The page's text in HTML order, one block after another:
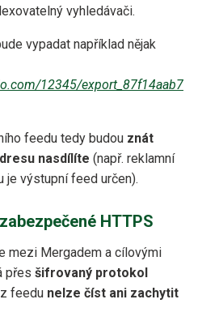
vyhledávači.
vypadat například nějak
12345/export_87f14aab7
feedu tedy budou znát
nasdílíte (např. reklamní
je výstupní feed určen).
HTTPS
mezi Mergadem a cílovými
přes šifrovaný protokol
feedu nelze číst ani zachytit